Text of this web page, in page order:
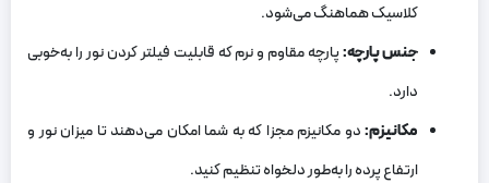
کلاسیک هماهنگ می‌شود.
جنس پارچه:پارچه مقاوم و نرم که قابلیت فیلتر کردن نور را به‌خوبی
دارد.
مکانیزم:دو مکانیزم مجزا که به شما امکان می‌دهند تا میزان نور و
ارتفاع پرده را به‌طور دلخواه تنظیم کنید.